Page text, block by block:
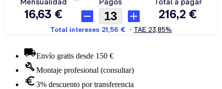
Envío gratis desde 150 €
Montaje profesional (consultar)
3% descuento por transferencia